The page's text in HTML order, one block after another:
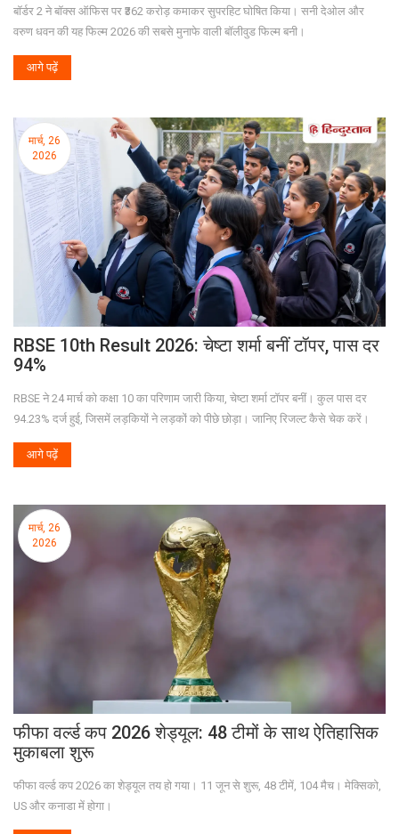
बॉर्डर 2 ने बॉक्स ऑफिस पर ₹362 करोड़ कमाकर सुपरहिट घोषित किया। सनी देओल और
वरुण धवन की यह फिल्म 2026 की सबसे मुनाफे वाली बॉलीवुड फिल्म बनी।
आगे पढ़ें
मार्च, 26
2026
RBSE 10th Result 2026: चेष्टा शर्मा बनीं टॉपर, पास दर
94%
RBSE ने 24 मार्च को कक्षा 10 का परिणाम जारी किया, चेष्टा शर्मा टॉपर बनीं। कुल पास दर
94.23% दर्ज हुई, जिसमें लड़कियों ने लड़कों को पीछे छोड़ा। जानिए रिजल्ट कैसे चेक करें।
आगे पढ़ें
मार्च, 26
2026
फीफा वर्ल्ड कप 2026 शेड्यूल: 48 टीमों के साथ ऐतिहासिक
मुकाबला शुरू
फीफा वर्ल्ड कप 2026 का शेड्यूल तय हो गया। 11 जून से शुरू, 48 टीमें, 104 मैच। मेक्सिको,
US और कनाडा में होगा।